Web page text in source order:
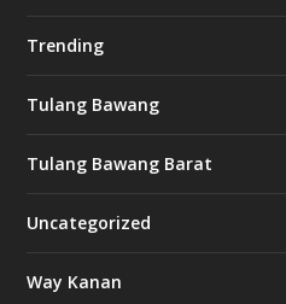
Trending
Tulang Bawang
Tulang Bawang Barat
Uncategorized
Way Kanan